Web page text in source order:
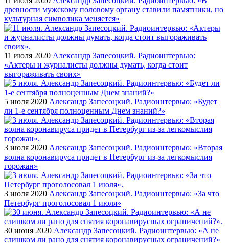
древности мужскому половому органу ставили памятники, но
культурная символика меняется»
11 июля 2020 Александр Запесоцкий. Радиоинтервью:
«Актеры и журналисты должны думать, когда стоит
выгораживать своих»
5 июля 2020 Александр Запесоцкий. Радиоинтервью: «Будет
ли 1-е сентября полноценным Днем знаний?»
3 июля 2020 Александр Запесоцкий. Радиоинтервью: «Вторая
волна коронавируса придет в Петербург из-за легкомыслия
горожан»
3 июля 2020 Александр Запесоцкий. Радиоинтервью: «За что
Петербург проголосовал 1 июля»
30 июня 2020 Александр Запесоцкий. Радиоинтервью: «А не
слишком ли рано для снятия коронавирусных ограничений?»